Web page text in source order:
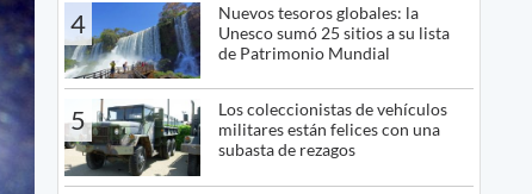
4
Nuevos tesoros globales: la
Unesco sumó 25 sitios a su lista
de Patrimonio Mundial
5
Los coleccionistas de vehículos
militares están felices con una
subasta de rezagos